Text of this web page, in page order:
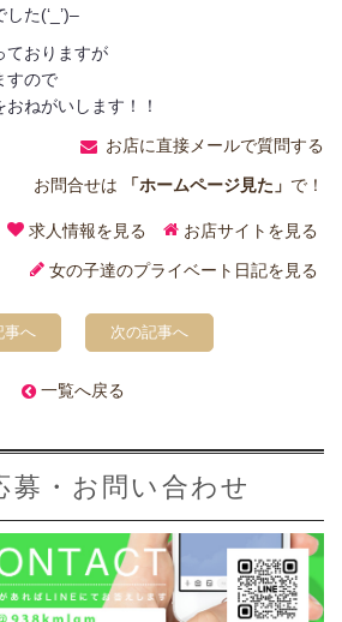
た(‘_’)–
ておりますが
すので
ねがいします！！
お店に直接メールで質問する
お問合せは
「ホームページ見た」 で！
求人情報を見る お店サイトを見る
女の子達のプライベート日記を見る
事へ 次の記事へ
一覧へ戻る
募・お問い合わせ